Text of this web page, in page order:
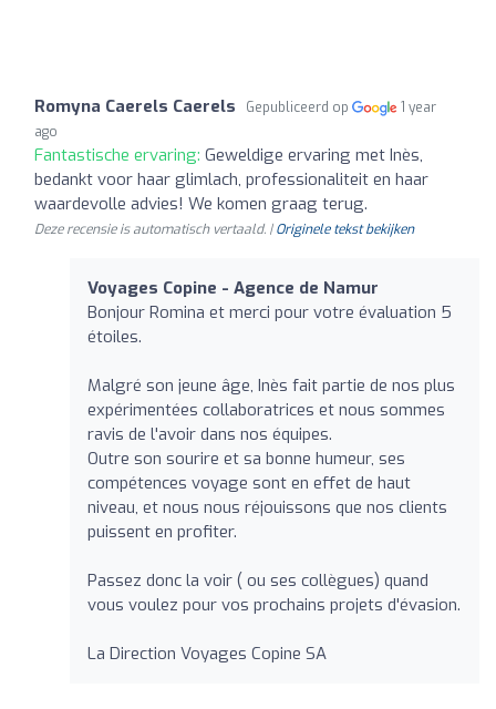
Romyna Caerels Caerels Gepubliceerd op
1 year
ago
Fantastische ervaring: Geweldige ervaring met Inès,
bedankt voor haar glimlach, professionaliteit en haar
waardevolle advies! We komen graag terug.
Deze recensie is automatisch vertaald. |Originele tekst bekijken
Voyages Copine - Agence de Namur
Bonjour Romina et merci pour votre évaluation 5
étoiles.
Malgré son jeune âge, Inès fait partie de nos plus
expérimentées collaboratrices et nous sommes
ravis de l'avoir dans nos équipes.
Outre son sourire et sa bonne humeur, ses
compétences voyage sont en effet de haut
niveau, et nous nous réjouissons que nos clients
puissent en profiter.
Passez donc la voir ( ou ses collègues) quand
vous voulez pour vos prochains projets d'évasion.
La Direction Voyages Copine SA